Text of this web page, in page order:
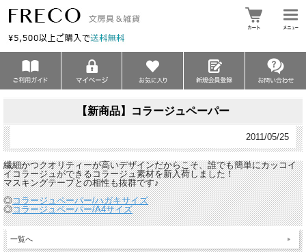
【新商品】コラージュペーパー
2011/05/25
繊細かつクオリティーが高いデザインだからこそ、誰でも簡単にカッコイ
イコラージュができるコラージュ素材を新入荷しました！
マスキングテープとの相性も抜群です♪
◎コラージュペーパー/ハガキサイズ
◎コラージュペーパー/A4サイズ
一覧へ